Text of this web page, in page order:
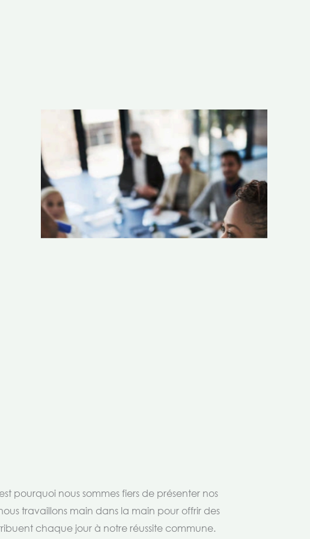
pourquoi nous sommes fiers de présenter nos
travaillons main dans la main pour offrir des
chaque jour à notre réussite commune.